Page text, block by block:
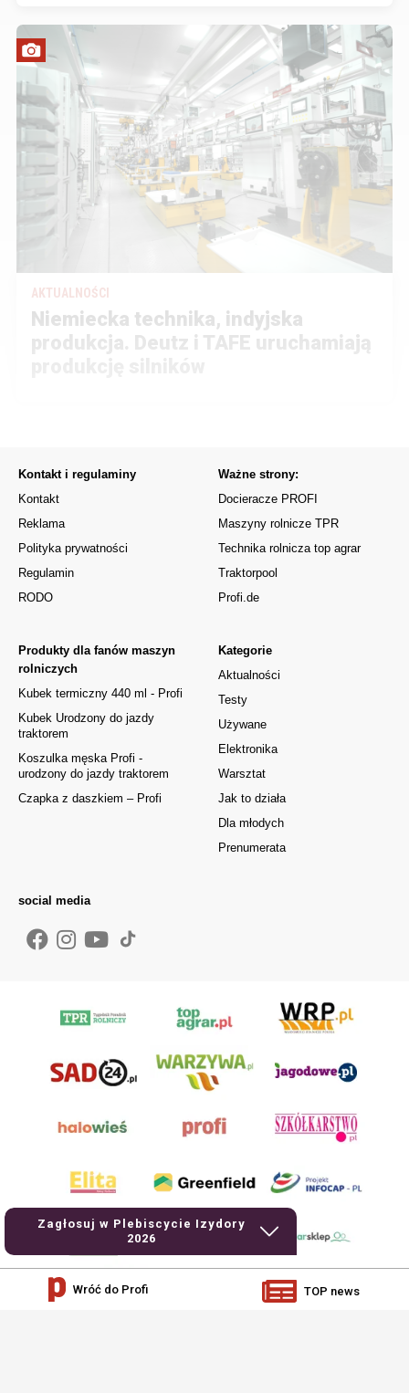
AKTUALNOŚCI
Niemiecka technika, indyjska
produkcja. Deutz i TAFE uruchamiają
Zagłosuj w Plebiscycie Izydory
2026
Kontakt i regulaminy
Kontakt
Reklama
Polityka prywatności
Regulamin
RODO
Kategorie
Aktualności
Testy
Używane
Elektronika
Warsztat
Jak to działa
Dla młodych
Prenumerata
Produkty dla fanów maszyn
rolniczych
Kubek termiczny 440 ml - Profi
Kubek Urodzony do jazdy
traktorem
Koszulka męska Profi -
urodzony do jazdy traktorem
Czapka z daszkiem – Profi
Ważne strony:
Docieracze PROFI
Maszyny rolnicze TPR
Technika rolnicza top agrar
Traktorpool
Profi.de
social media
Wróć do Profi TOP news